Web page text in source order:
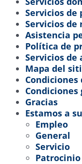
Servicios de
Servicios de
Asistencia
Política de
Servicios de
Mapa del
Condiciones
Condiciones
Gracias
Estamos a
Empleo
General
Servicio
Patrocinio